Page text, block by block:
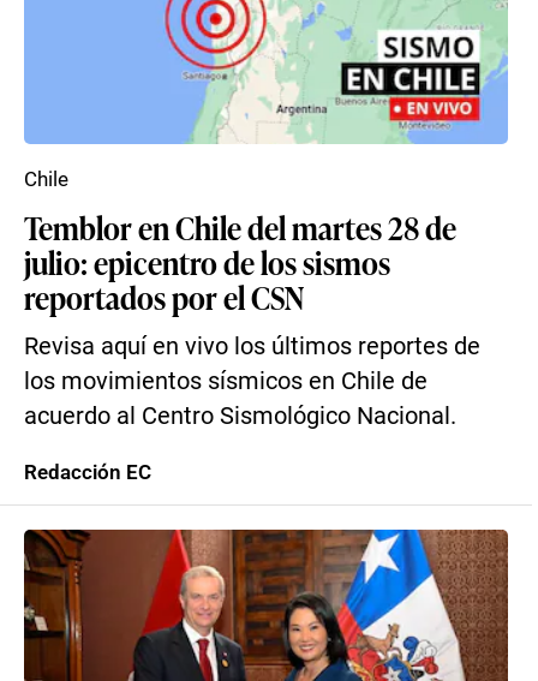
Temblor en Chile del martes 28 de
julio: epicentro de los sismos
reportados por el CSN
Revisa aquí en vivo los últimos reportes de
los movimientos sísmicos en Chile de
acuerdo al Centro Sismológico Nacional.
Chile
Redacción EC